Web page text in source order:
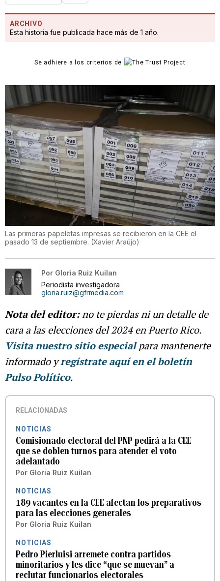
ARCHIVO
Esta historia fue publicada hace más de 1 año.
Se adhiere a los criterios de
Las primeras papeletas impresas se recibieron en la CEE el
pasado 13 de septiembre. (Xavier Araújo)
Por Gloria Ruiz Kuilan
Periodista investigadora
gloria.ruiz@gfrmedia.com
Nota del editor:no te pierdas ni un detalle de
cara a las elecciones del 2024 en Puerto Rico.
Visita nuestro sitio especialpara mantenerte
informado yregístrate aquí en el boletín
Pulso Político.
RELACIONADAS
NOTICIAS
Comisionado electoral del PNP pedirá a la CEE
que se doblen turnos para atender el voto
adelantado
Por Gloria Ruiz Kuilan
NOTICIAS
189 vacantes en la CEE afectan los preparativos
para las elecciones generales
Por Gloria Ruiz Kuilan
NOTICIAS
Pedro Pierluisi arremete contra partidos
minoritarios y les dice “que se muevan” a
reclutar funcionarios electorales